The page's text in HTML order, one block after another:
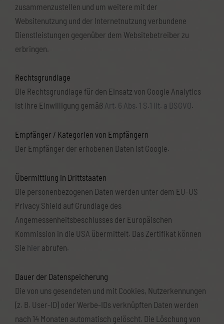
zusammenzustellen und um weitere mit der
Websitenutzung und der Internetnutzung verbundene
Dienstleistungen gegenüber dem Websitebetreiber zu
erbringen.
Rechtsgrundlage
Die Rechtsgrundlage für den Einsatz von Google Analytics
ist Ihre Einwilligung gemäß Art. 6 Abs. 1 S.1 lit. a DSGVO.
Empfänger / Kategorien von Empfängern
Der Empfänger der erhobenen Daten ist Google.
Übermittlung in Drittstaaten
Die personenbezogenen Daten werden unter dem EU-US
Privacy Shield auf Grundlage des
Angemessenheitsbeschlusses der Europäischen
Kommission in die USA übermittelt. Das Zertifikat können
Sie hier abrufen.
Dauer der Datenspeicherung
Die von uns gesendeten und mit Cookies, Nutzerkennungen
(z. B. User-ID) oder Werbe-IDs verknüpften Daten werden
nach 14 Monaten automatisch gelöscht. Die Löschung von